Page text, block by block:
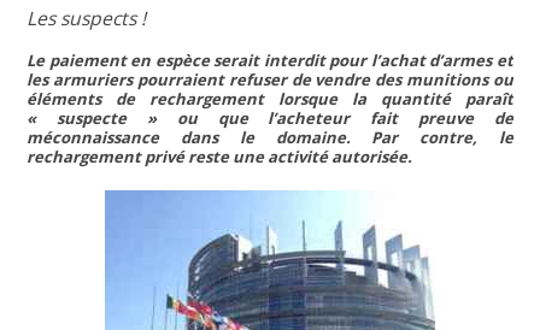
Les suspects !
Le paiement en espèce serait interdit pour l’achat d’armes et
les armuriers pourraient refuser de vendre des munitions ou
éléments de rechargement lorsque la quantité paraît
« suspecte »ou que l’acheteur fait preuve de
méconnaissance dans le domaine. Par contre, le
rechargement privé reste une activité autorisée.